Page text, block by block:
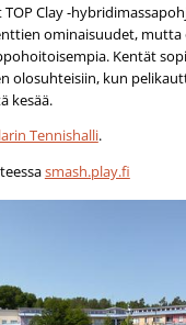
Clay -
ominaisuudet, mutta
Kentät
olosuhteisiin, kun
kesää.
Tennishalli.
smash.play.fi